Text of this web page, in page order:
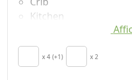
Kitchen
Sèche-cheveux
Living room
x 4 (+1) x 2